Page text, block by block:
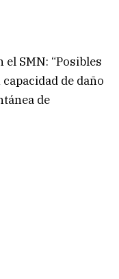
SMN: “Posibles
de daño
de